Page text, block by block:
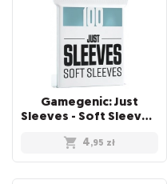
Gamegenic: Just
Sleeves - Soft Sleeves (67 x 94 mm) 100 sztuk, Clear
4,95 zł